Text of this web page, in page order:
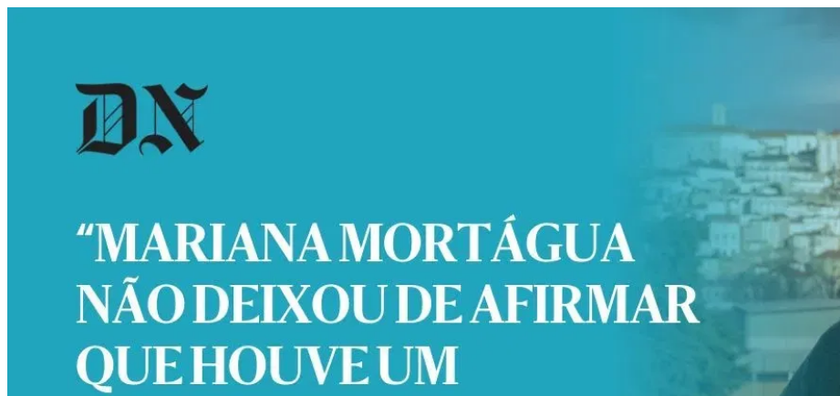
“Mariana Mortágua não deixou de afirmar que houve um